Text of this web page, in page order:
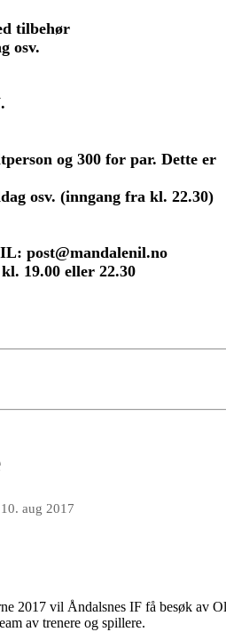
tilbehør
osv.
og 300 for par. Dette er
osv. (inngang fra kl. 22.30)
post@mandalenil.no
19.00 eller 22.30
10. aug 2017
2017 vil Åndalsnes IF få besøk av
av trenere og spillere.